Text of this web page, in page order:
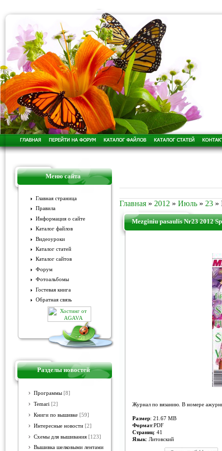
Меню сайта
Главная страница
Правила
Информация о сайте
Каталог файлов
Видеоуроки
Каталог статей
Каталог сайтов
Форум
Фотоальбомы
Гостевая книга
Обратная связь
Разделы новостей
Программы [8]
Temari [2]
Книги по вышивке [59]
Интересные новости [2]
Схемы для вышивания [123]
Вышивка шелковыми лентами
Главная » 2012 » Июль » 23 »
Mezginiu pasaulis Nr23 2012
Журнал по вязанию. В номере
Размер: 21.67 MB
Формат:PDF
Страниц: 41
Язык: Литовский